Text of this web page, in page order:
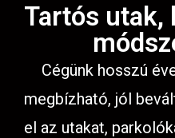
Tartós utak,
Cégünk hosszú
megbízható, jól
el az utakat,